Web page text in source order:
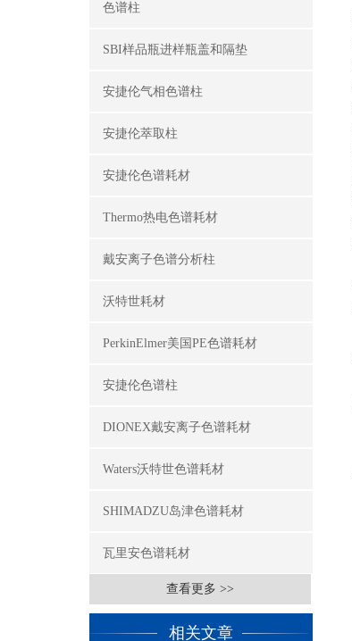
色谱柱
SBI样品瓶进样瓶盖和隔垫
安捷伦气相色谱柱
安捷伦萃取柱
安捷伦色谱耗材
Thermo热电色谱耗材
戴安离子色谱分析柱
沃特世耗材
PerkinElmer美国PE色谱耗材
安捷伦色谱柱
DIONEX戴安离子色谱耗材
Waters沃特世色谱耗材
SHIMADZU岛津色谱耗材
瓦里安色谱耗材
查看更多 >>
相关文章